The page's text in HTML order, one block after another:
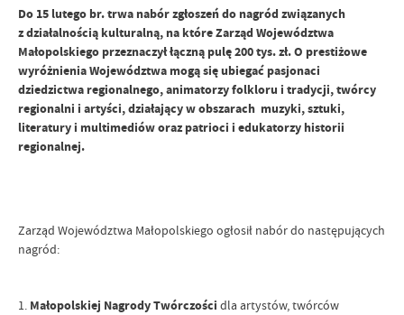
Do 15 lutego br. trwa nabór zgłoszeń do nagród związanych
z działalnością kulturalną, na które Zarząd Województwa
Małopolskiego przeznaczył łączną pulę 200 tys. zł. O prestiżowe
wyróżnienia Województwa mogą się ubiegać pasjonaci
dziedzictwa regionalnego, animatorzy folkloru i tradycji, twórcy
regionalni i artyści, działający w obszarach muzyki, sztuki,
literatury i multimediów oraz patrioci i edukatorzy historii
regionalnej.
Zarząd Województwa Małopolskiego ogłosił nabór do następujących
nagród:
1. Małopolskiej Nagrody Twórczości dla artystów, twórców